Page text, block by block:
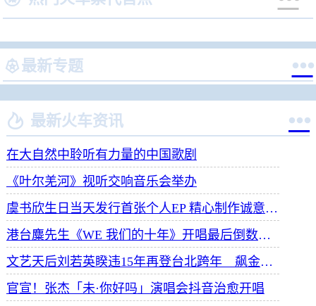
最新专题 
 最新火车资讯 
在大自然中聆听有力量的中国歌剧
《叶尔羌河》视听交响音乐会举办
虞书欣生日当天发行首张个人EP 精心制作诚意满满
港台麋先生《WE 我们的十年》开唱最后倒数 惊喜释出10周年纪念单曲宠粉
文艺天后刘若英睽违15年再登台北跨年 飙金嗓演唱经典招牌歌掀回忆杀
官宣！张杰「未·你好吗」演唱会抖音治愈开唱